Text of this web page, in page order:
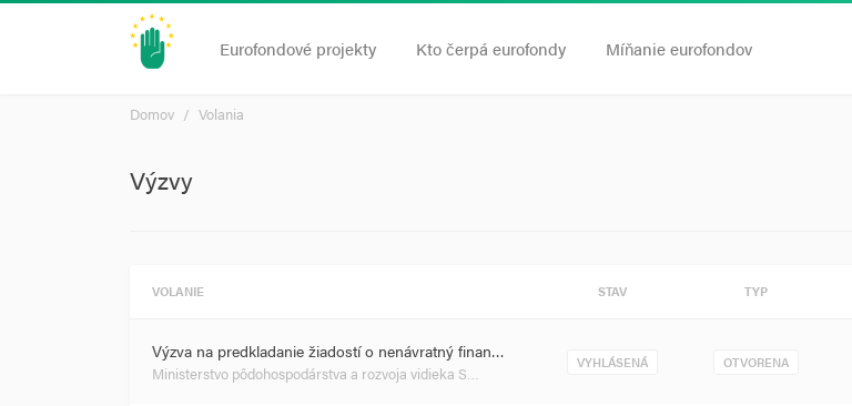
Eurofondové projekty Kto čerpá eurofondy Míňanie eurofondov
Domov Volania
Výzvy
VOLANIE STAV TYP
Výzva na predkladanie žiadostí o nenávratný finan…
Ministerstvo pôdohospodárstva a rozvoja vidieka S…
VYHLÁSENÁ OTVORENA